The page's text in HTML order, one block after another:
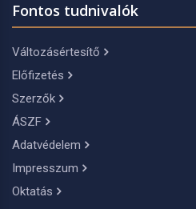
Fontos tudnivalók
Változásértesítő
Előfizetés
Szerzők
ÁSZF
Adatvédelem
Impresszum
Oktatás